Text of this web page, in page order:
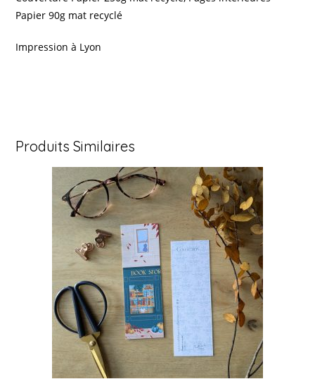
Papier 90g mat recyclé
Impression à Lyon
Produits Similaires